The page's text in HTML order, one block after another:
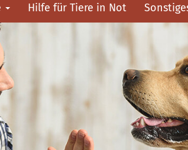
Hilfe für Tiere in Not